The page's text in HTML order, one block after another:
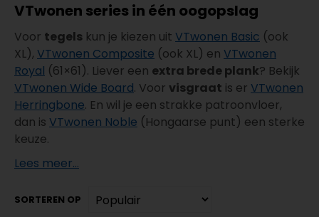
VTwonen series in één oogopslag
Voor tegels kun je kiezen uit VTwonen Basic (ook
XL), VTwonen Composite (ook XL) en VTwonen
Royal (61×61). Liever een extra brede plank? Bekijk
VTwonen Wide Board. Voor visgraat is er VTwonen
Herringbone. En wil je een strakke patroonvloer,
dan is VTwonen Noble (Hongaarse punt) een sterke
keuze.
Lees meer...
SORTEREN OP